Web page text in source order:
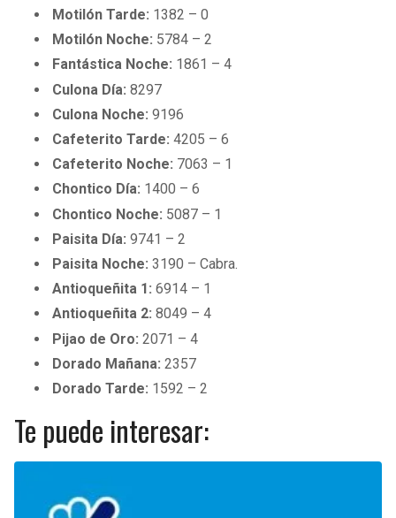
Motilón Tarde: 1382 – 0
Motilón Noche: 5784 – 2
Fantástica Noche: 1861 – 4
Culona Día:8297
Culona Noche:9196
Cafeterito Tarde:4205 – 6
Cafeterito Noche: 7063 – 1
Chontico Día: 1400 – 6
Chontico Noche: 5087 – 1
Paisita Día:9741 – 2
Paisita Noche:3190 – Cabra.
Antioqueñita 1:6914 – 1
Antioqueñita 2:8049 – 4
Pijao de Oro:2071 – 4
Dorado Mañana:2357
Dorado Tarde: 1592 – 2
Te puede interesar: